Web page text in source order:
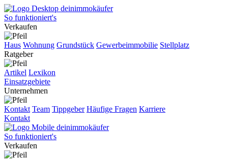
So funktioniert's
Verkaufen
Haus Wohnung Grundstück Gewerbeimmobilie Stellplatz
Ratgeber
Artikel Lexikon
Einsatzgebiete
Unternehmen
Kontakt Team Tippgeber Häufige Fragen Karriere
Kontakt
So funktioniert's
Verkaufen